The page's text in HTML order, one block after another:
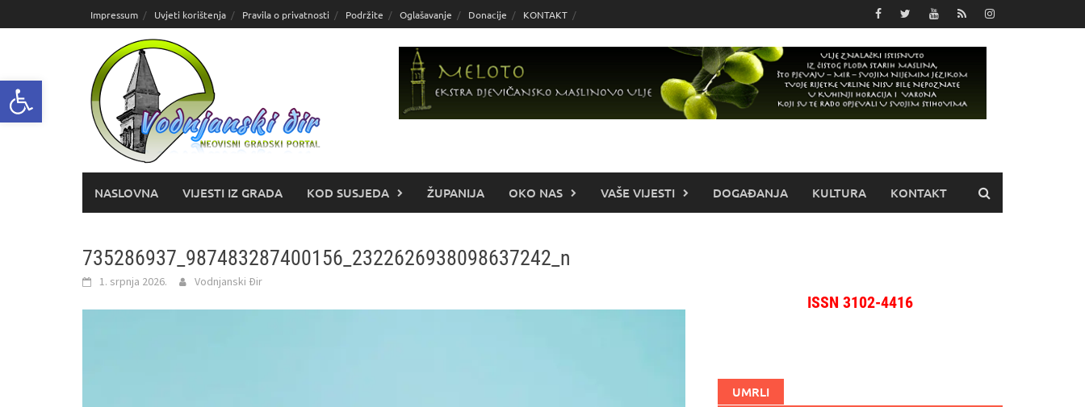
Open toolbar
do
Impressum Uvjeti korištenja Pravila o privatnosti Podržite Oglašavanje Donacije KONTAKT
NASLOVNA VIJESTI IZ GRADA KOD SUSJEDA ŽUPANIJA OKO NAS VAŠE VIJESTI DOGAĐANJA KULTURA KONTAKT
735286937_987483287400156_2322626938098637242_n
1. srpnja 2026. Vodnjanski Đir
ISSN 3102-4416
UMRLI